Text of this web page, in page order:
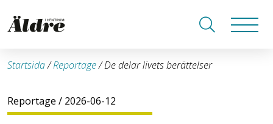
Startsida/Reportage/De delar livets berättelser
Reportage / 2026-06-12